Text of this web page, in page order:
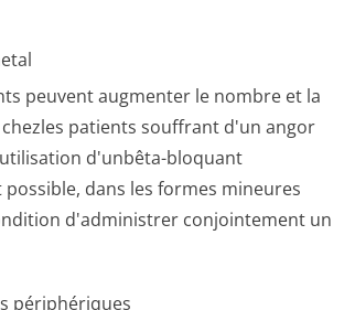
peuvent augmenter le nombre et la
patients souffrant d'un angor
d'unbêta-bloquant
dans les formes mineures
d'administrer conjointement un
périphériques